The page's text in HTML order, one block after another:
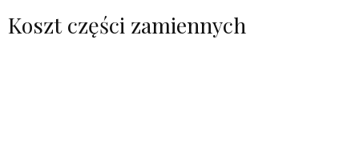
Koszt części zamiennych